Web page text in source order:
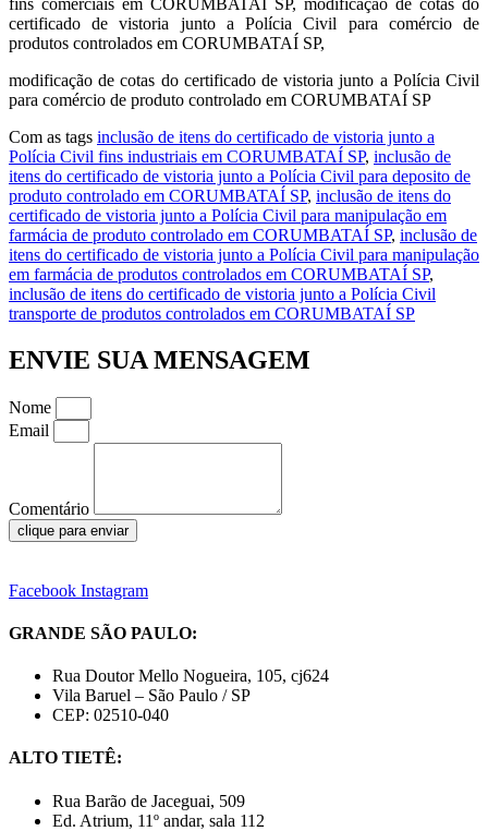
certificado de vistoria junto a Polícia Civil para comércio de
produtos controlados em CORUMBATAÍ SP,
modificação de cotas do certificado de vistoria junto a Polícia Civil
para comércio de produto controlado em CORUMBATAÍ SP
Com as tags inclusão de itens do certificado de vistoria junto a
Polícia Civil fins industriais em CORUMBATAÍ SP, inclusão de
itens do certificado de vistoria junto a Polícia Civil para deposito de
produto controlado em CORUMBATAÍ SP, inclusão de itens do
certificado de vistoria junto a Polícia Civil para manipulação em
farmácia de produto controlado em CORUMBATAÍ SP, inclusão de
itens do certificado de vistoria junto a Polícia Civil para manipulação
em farmácia de produtos controlados em CORUMBATAÍ SP,
inclusão de itens do certificado de vistoria junto a Polícia Civil
transporte de produtos controlados em CORUMBATAÍ SP
ENVIE SUA MENSAGEM
Nome
Email
Comentário
clique para enviar
Facebook Instagram
GRANDE SÃO PAULO:
Rua Doutor Mello Nogueira, 105, cj624
Vila Baruel – São Paulo / SP
CEP: 02510-040
ALTO TIETÊ:
Rua Barão de Jaceguai, 509
Ed. Atrium, 11º andar, sala 112